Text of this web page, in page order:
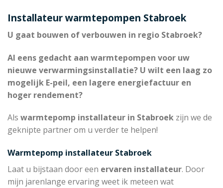
Installateur warmtepompen Stabroek
U gaat bouwen of verbouwen in regio Stabroek?
Al eens gedacht aan warmtepompen voor uw
nieuwe verwarmingsinstallatie? U wilt een laag zo
mogelijk E-peil, een lagere energiefactuur en
hoger rendement?
Als warmtepomp installateur in Stabroek zijn we de
geknipte partner om u verder te helpen!
Warmtepomp installateur Stabroek
Laat u bijstaan door een ervaren installateur. Door
mijn jarenlange ervaring weet ik meteen wat